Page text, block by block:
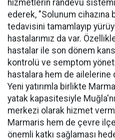
hizmetlerin randevu
ederek, "Solunum cihazına
tedavisini tamamlayıp
hastalarımız da var.
hastalar ile son dönem
kontrolü ve semptom
hastalara hem de
Yeni yatırımla birlikte
yatak kapasitesiyle
merkezi olarak hizmet
Marmaris hem de çevre
önemli katkı sağlaması